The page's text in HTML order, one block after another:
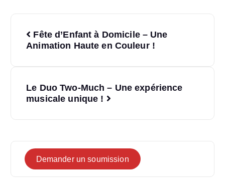
Fête d’Enfant à Domicile – Une
Animation Haute en Couleur !
Le Duo Two-Much – Une expérience
musicale unique !
Demander un soumission